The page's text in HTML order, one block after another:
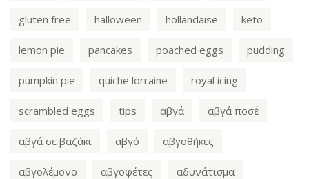
gluten free halloween hollandaise keto
lemon pie pancakes poached eggs pudding
pumpkin pie quiche lorraine royal icing
scrambled eggs tips αβγά αβγά ποσέ
αβγά σε βαζάκι αβγό αβγοθήκες
αβγολέμονο αβγοφέτες αδυνάτισμα